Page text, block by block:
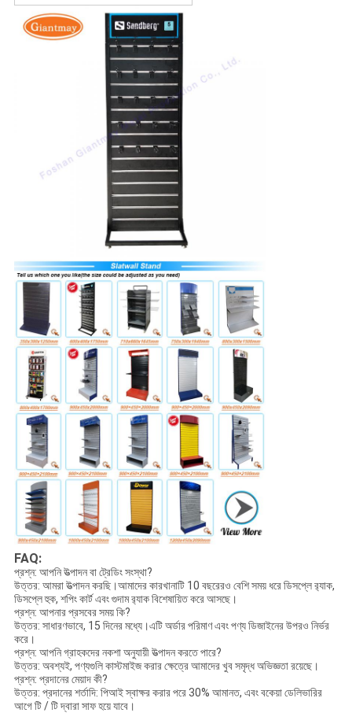
FAQ:
প্রশ্ন: আপনি উত্পাদন বা ট্রেডিং সংস্থা?
উত্তর: আমরা উত্পাদন করছি।আমাদের কারখানাটি 10 ​​বছরেরও বেশি সময় ধরে ডিসপ্লে র‌্যাক,
ডিসপ্লে হুক, শপিং কার্ট এবং গুদাম র‌্যাক বিশেষায়িত করে আসছে।
প্রশ্ন: আপনার প্রসবের সময় কি?
উত্তর: সাধারণভাবে, 15 দিনের মধ্যে।এটি অর্ডার পরিমাণ এবং পণ্য ডিজাইনের উপরও নির্ভর
করে।
প্রশ্ন: আপনি গ্রাহকদের নকশা অনুযায়ী উত্পাদন করতে পারে?
উত্তর: অবশ্যই, পণ্যগুলি কাস্টমাইজ করার ক্ষেত্রে আমাদের খুব সমৃদ্ধ অভিজ্ঞতা রয়েছে।
প্রশ্ন: প্রদানের মেয়াদ কী?
উত্তর: প্রদানের শর্তাদি: পিআই স্বাক্ষর করার পরে 30% আমানত, এবং বকেয়া ডেলিভারির
আগে টি / টি দ্বারা সাফ হয়ে যাবে।